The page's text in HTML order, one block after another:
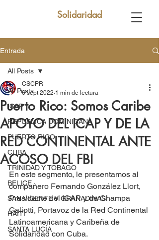
Solidaridad
Entrada
All Posts
ICAP
REPUBLICA DOMINICANA
PUERTO RICO
CUBA
TRINIDAD Y TOBAGO
BELICE
SAN VICENTE Y GRANADINAS
HAITÍ
SANTA LUCÍA
All Posts
Puerto Rico: Somos Caribe
APOYO DEL ICAP Y DE LA
RED CONTINENTAL ANTE
ACOSO DEL FBI
CSCPR
6 sept 2022 1 min de lectura
En este segmento, le presentamos al
compañero Fernando González Llort,
Presidente del ICAP y de Champa
Galiotti, Portavoz de la Red Continental
Latinoamericana y Caribeña de
Solidaridad con Cuba.